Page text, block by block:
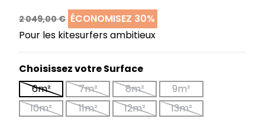
2 049,00 € ÉCONOMISEZ 30%
Pour les kitesurfers ambitieux
Choisissez votre Surface
6m²
7m² 8m²
9m²
10m²
11m² 12m² 13m²